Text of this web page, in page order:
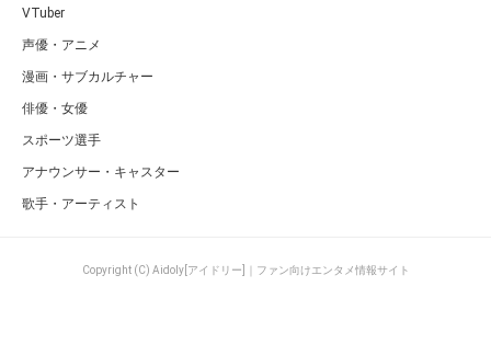
VTuber
声優・アニメ
漫画・サブカルチャー
俳優・女優
スポーツ選手
アナウンサー・キャスター
歌手・アーティスト
Copyright (C) Aidoly[アイドリー]｜ファン向けエンタメ情報サイト